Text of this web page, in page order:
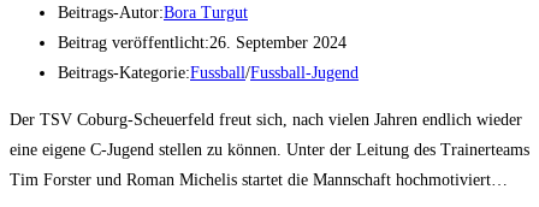
Beitrags-Autor:Bora Turgut
Beitrag veröffentlicht:26. September 2024
Beitrags-Kategorie:Fussball/Fussball-Jugend
Der TSV Coburg-Scheuerfeld freut sich, nach vielen Jahren endlich wieder
eine eigene C-Jugend stellen zu können. Unter der Leitung des Trainerteams
Tim Forster und Roman Michelis startet die Mannschaft hochmotiviert…